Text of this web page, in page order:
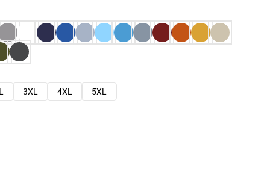
3XL 4XL
5XL